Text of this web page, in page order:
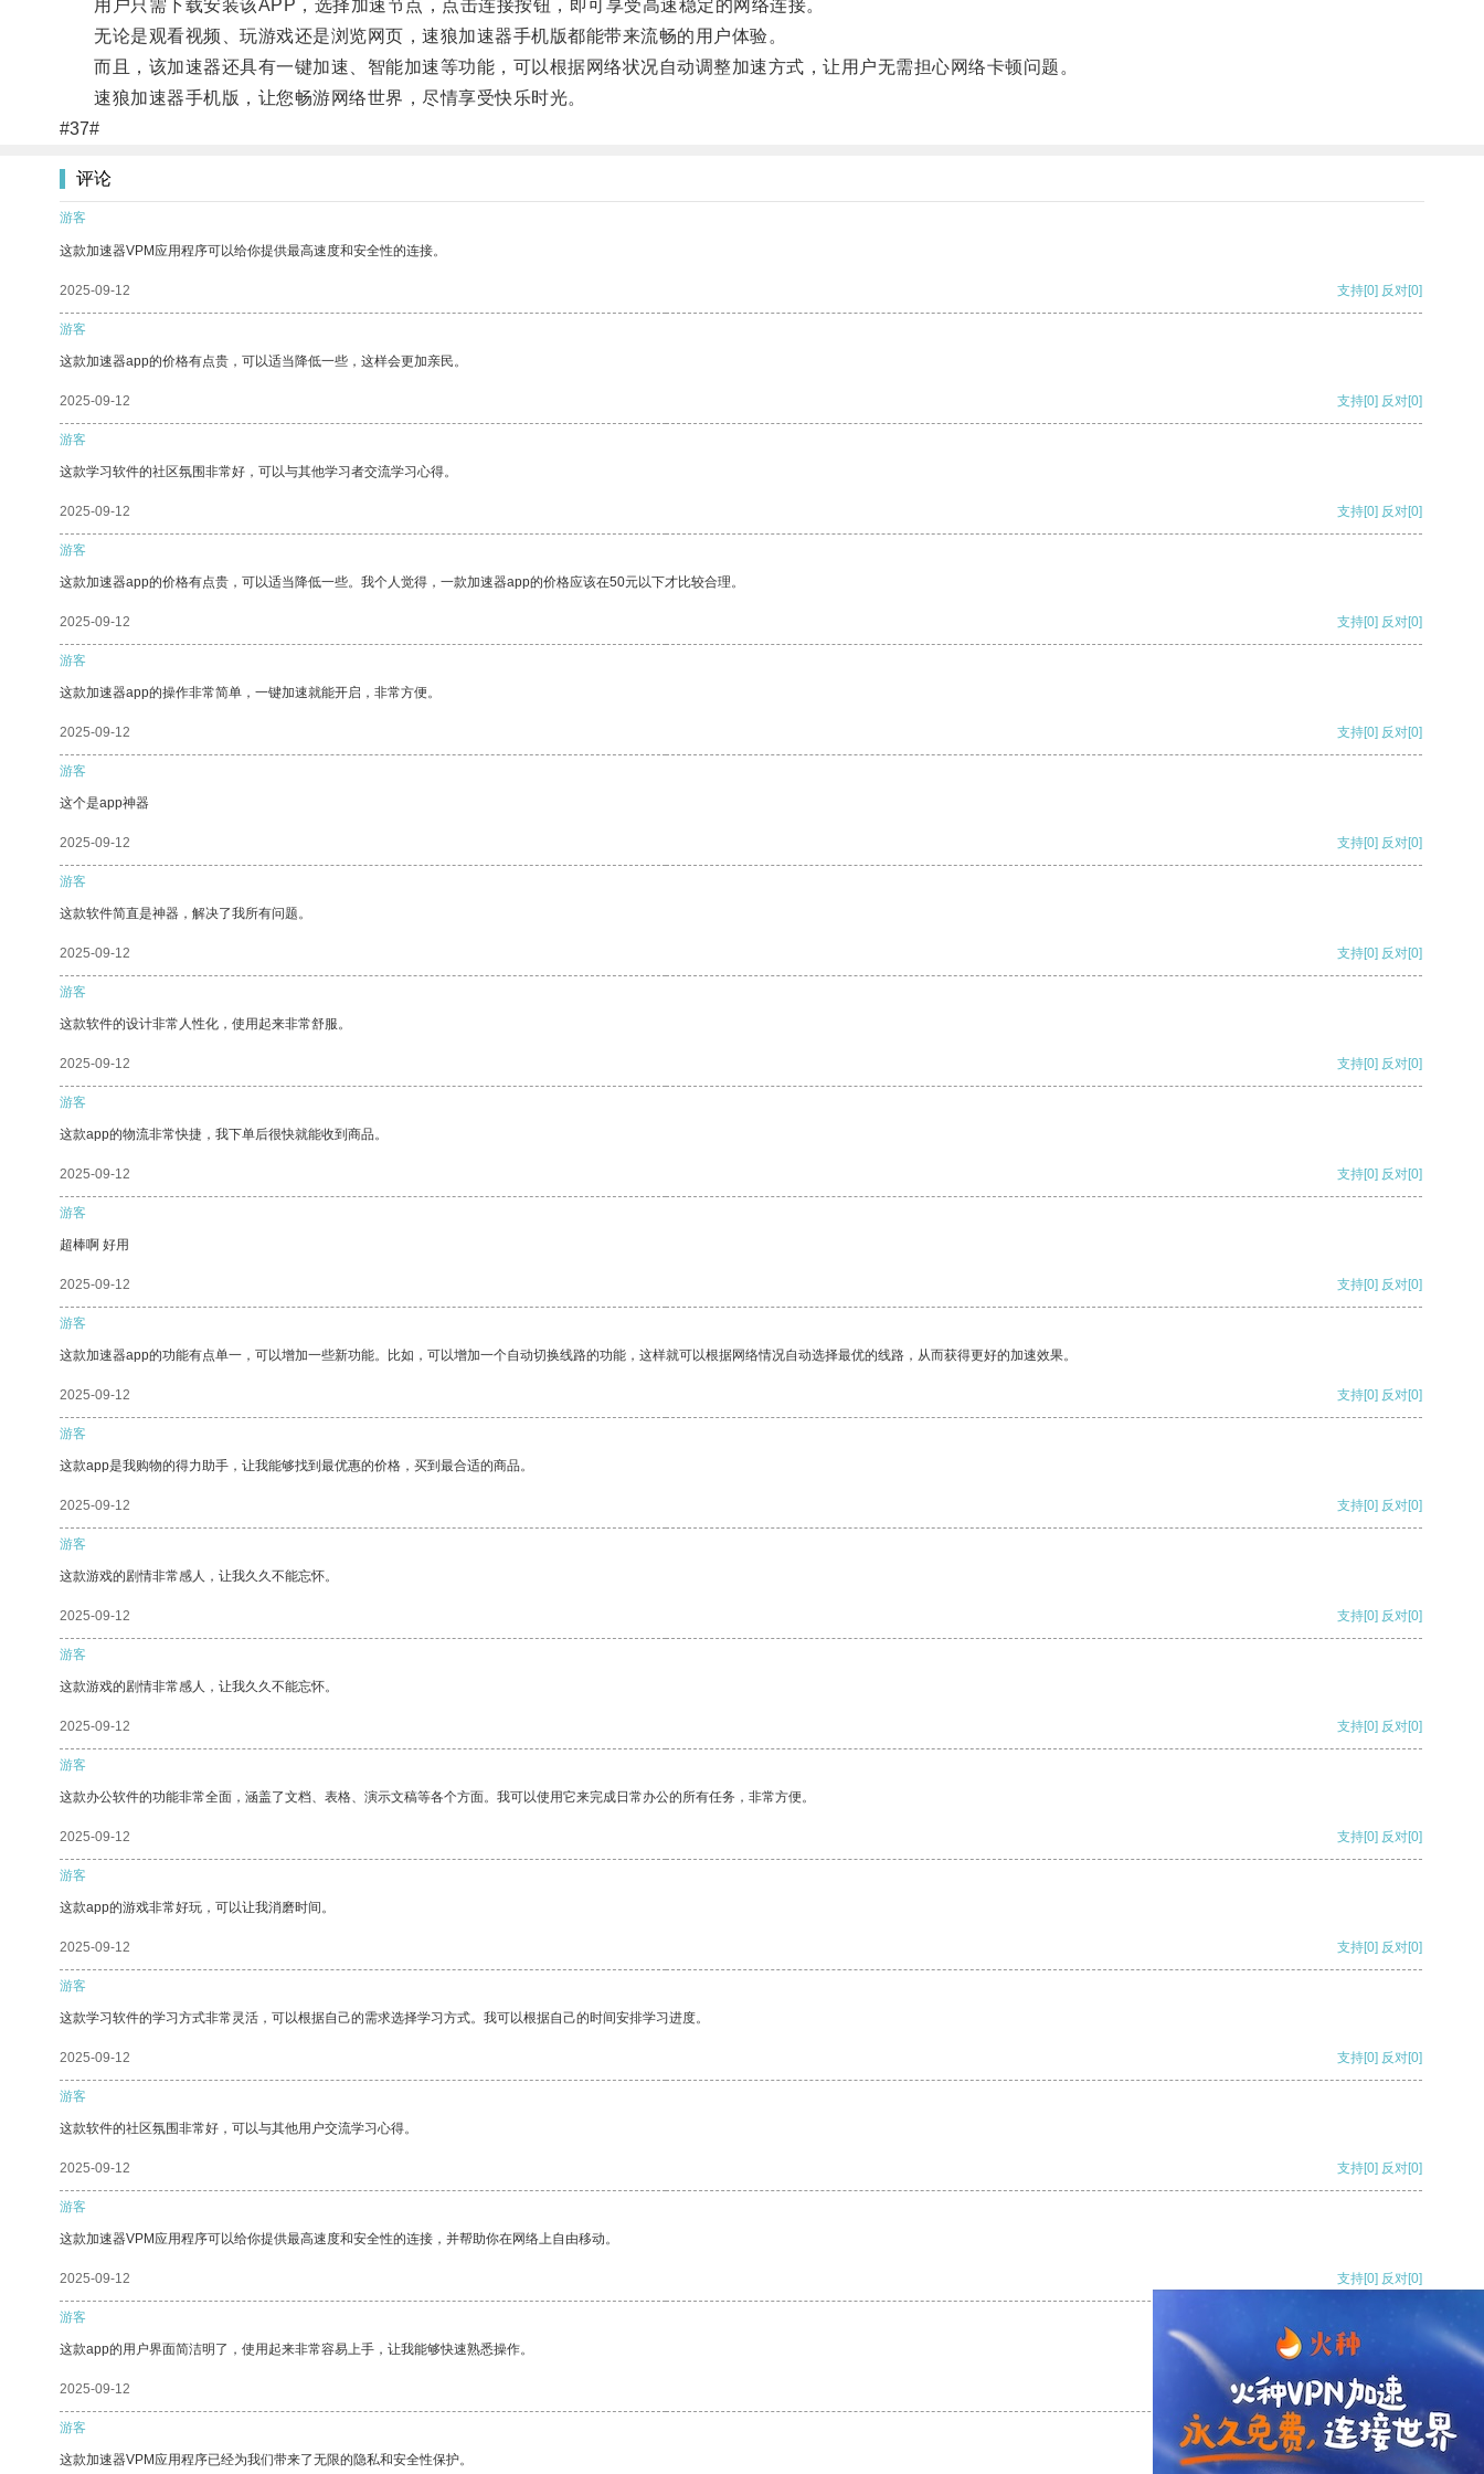
用户只需下载安装该APP，选择加速节点，点击连接按钮，即可享受高速稳定的网络连接。
无论是观看视频、玩游戏还是浏览网页，速狼加速器手机版都能带来流畅的用户体验。
而且，该加速器还具有一键加速、智能加速等功能，可以根据网络状况自动调整加速方式，让用户无需担心网络卡顿问题。
速狼加速器手机版，让您畅游网络世界，尽情享受快乐时光。
#37#
评论
游客
这款加速器VPM应用程序可以给你提供最高速度和安全性的连接。
2025-09-12 支持[0] 反对[0]
游客
这款加速器app的价格有点贵，可以适当降低一些，这样会更加亲民。
2025-09-12 支持[0] 反对[0]
游客
这款学习软件的社区氛围非常好，可以与其他学习者交流学习心得。
2025-09-12 支持[0] 反对[0]
游客
这款加速器app的价格有点贵，可以适当降低一些。我个人觉得，一款加速器app的价格应该在50元以下才比较合理。
2025-09-12 支持[0] 反对[0]
游客
这款加速器app的操作非常简单，一键加速就能开启，非常方便。
2025-09-12 支持[0] 反对[0]
游客
这个是app神器
2025-09-12 支持[0] 反对[0]
游客
这款软件简直是神器，解决了我所有问题。
2025-09-12 支持[0] 反对[0]
游客
这款软件的设计非常人性化，使用起来非常舒服。
2025-09-12 支持[0] 反对[0]
游客
这款app的物流非常快捷，我下单后很快就能收到商品。
2025-09-12 支持[0] 反对[0]
游客
超棒啊 好用
2025-09-12 支持[0] 反对[0]
游客
这款加速器app的功能有点单一，可以增加一些新功能。比如，可以增加一个自动切换线路的功能，这样就可以根据网络情况自动选择最优的线路，从而获得更好的加速效果。
2025-09-12 支持[0] 反对[0]
游客
这款app是我购物的得力助手，让我能够找到最优惠的价格，买到最合适的商品。
2025-09-12 支持[0] 反对[0]
游客
这款游戏的剧情非常感人，让我久久不能忘怀。
2025-09-12 支持[0] 反对[0]
游客
这款游戏的剧情非常感人，让我久久不能忘怀。
2025-09-12 支持[0] 反对[0]
游客
这款办公软件的功能非常全面，涵盖了文档、表格、演示文稿等各个方面。我可以使用它来完成日常办公的所有任务，非常方便。
2025-09-12 支持[0] 反对[0]
游客
这款app的游戏非常好玩，可以让我消磨时间。
2025-09-12 支持[0] 反对[0]
游客
这款学习软件的学习方式非常灵活，可以根据自己的需求选择学习方式。我可以根据自己的时间安排学习进度。
2025-09-12 支持[0] 反对[0]
游客
这款软件的社区氛围非常好，可以与其他用户交流学习心得。
2025-09-12 支持[0] 反对[0]
游客
这款加速器VPM应用程序可以给你提供最高速度和安全性的连接，并帮助你在网络上自由移动。
2025-09-12 支持[0] 反对[0]
游客
这款app的用户界面简洁明了，使用起来非常容易上手，让我能够快速熟悉操作。
2025-09-12 支持[0] 反对
游客
这款加速器VPM应用程序已经为我们带来了无限的隐私和安全性保护。